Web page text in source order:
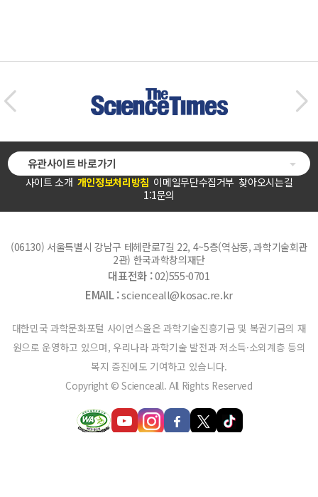
사이트 소개 개인정보처리방침 이메일무단수집거부 찾아오시는길
1:1문의
유관사이트 바로가기
(06130) 서울특별시 강남구 테헤란로7길 22, 4~5층(역삼동, 과학기술회관
2관) 한국과학창의재단
대표전화 :02)555-0701
EMAIL :scienceall@kosac.re.kr
대한민국 과학문화포털 사이언스올은 과학기술진흥기금 및 복권기금의 재
원으로 운영하고 있으며, 우리나라 과학기술 발전과 저소득·소외계층 등의
복지 증진에도 기여하고 있습니다.
Copyright © Scienceall. All Rights Reserved